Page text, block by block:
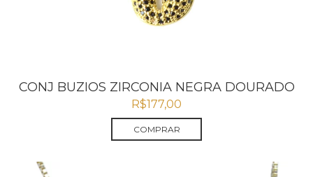
CONJ BUZIOS ZIRCONIA NEGRA DOURADO
R$177,00
COMPRAR